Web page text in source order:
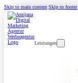
Skip to main content Skip to footer
Leistungen